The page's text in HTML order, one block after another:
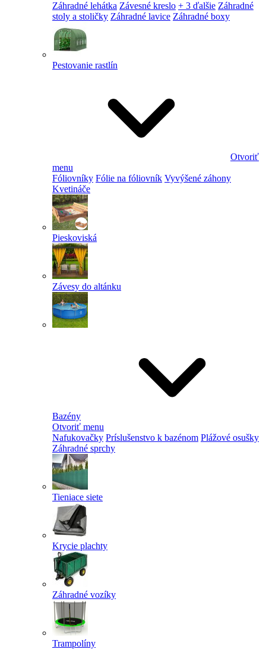
Záhradné lehátka Závesné kreslo + 3 ďalšie Záhradné
stoly a stoličky Záhradné lavice Záhradné boxy
Pestovanie rastlín
Otvoriť
menu
Fóliovníky Fólie na fóliovník Vyvýšené záhony
Kvetináče
Pieskoviská
Závesy do altánku
Bazény
Otvoriť menu
Nafukovačky Príslušenstvo k bazénom Plážové osušky
Záhradné sprchy
Tieniace siete
Krycie plachty
Záhradné vozíky
Trampolíny